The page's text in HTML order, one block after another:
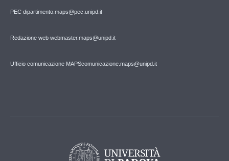
PEC dipartimento.maps@pec.unipd.it
Redazione web webmaster.maps@unipd.it
Ufficio comunicazione MAPScomunicazione.maps@unipd.it